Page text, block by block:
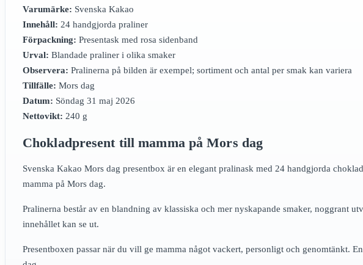
Varumärke: Svenska Kakao
Innehåll: 24 handgjorda praliner
Förpackning: Presentask med rosa sidenband
Urval: Blandade praliner i olika smaker
Observera: Pralinerna på bilden är exempel; sortiment och antal per smak kan variera
Tillfälle: Mors dag
Datum: Söndag 31 maj 2026
Nettovikt: 240 g
Chokladpresent till mamma på Mors dag
Svenska Kakao Mors dag presentbox är en elegant pralinask med 24 handgjorda
mamma på Mors dag.
Pralinerna består av en blandning av klassiska och mer nyskapande smaker, noggrant
innehållet kan se ut.
Presentboxen passar när du vill ge mamma något vackert, personligt och genomtänkt.